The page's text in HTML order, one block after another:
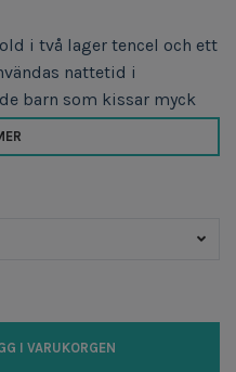
i två lager tencel och ett
nattetid i
barn som kissar myck
I VARUKORGEN